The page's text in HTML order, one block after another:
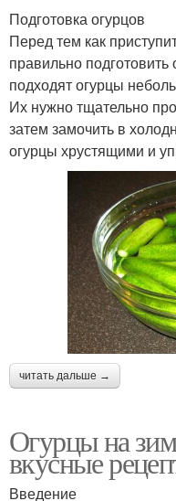
Подготовка огурцов
Перед тем как
правильно
подходят огурцы
Их нужно тщательно
затем замочить в
огурцы хрустящими и
читать дальше →
Огурцы на
вкусные
Введение